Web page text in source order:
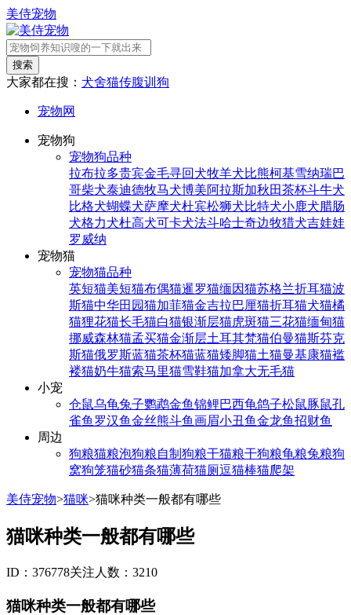
美侍宠物
搜索
大家都在搜： 犬舍猫传腹训狗
宠物网
宠物狗
宠物狗品种
拉布拉多贵宾金毛寻回犬牧羊犬比熊柯基雪纳瑞巴
哥柴犬泰迪德牧马犬博美阿拉斯加秋田茶杯斗牛犬
比格犬蝴蝶犬萨摩犬杜宾松狮犬比特犬小鹿犬腊肠
犬格力犬杜高犬可卡犬法斗哈士奇边牧猎犬吉娃娃
罗威纳
宠物猫
宠物猫品种
英短猫美短猫布偶猫暹罗猫缅因猫苏格兰折耳猫波
斯猫中华田园猫加菲猫金吉拉巴厘猫折耳猫犬猫橘
猫狸花猫长毛猫白猫银渐层猫虎斑猫三花猫缅甸猫
挪威森林猫孟买猫金渐层土耳其梵猫伯曼猫斯芬克
斯猫俄罗斯蓝猫茶杯猫蓝猫矮脚猫土猫曼基康猫褴
褛猫奶牛猫索马里猫雪鞋猫加拿大无毛猫
小宠
仓鼠乌龟兔子鹦鹉金鱼锦鲤巴西龟鸽子松鼠豚鼠孔
雀鱼 罗汉鱼金丝熊斗鱼画眉小丑鱼金龙鱼招财鱼
周边
狗粮猫粮泡狗粮自制狗粮干猫粮干狗粮龟粮兔粮狗
窝狗笼猫砂猫条猫薄荷猫厕逗猫棒猫爬架
美侍宠物>猫咪>猫咪种类一般都有哪些
猫咪种类一般都有哪些
ID：376778关注人数：3210
猫咪种类一般都有哪些